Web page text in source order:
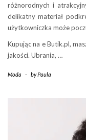
różnorodnych i
delikatny materiał
użytkowniczka może
Kupując na e Butik.pl,
jakości. Ubrania, …
Moda - byPaula